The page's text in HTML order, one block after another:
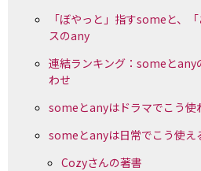
「ぼやっと」指すsomeと、
スのany
連結ランキング：someとany
わせ
someとanyはドラマでこう使
someとanyは日常でこう使え
Cozyさんの著書